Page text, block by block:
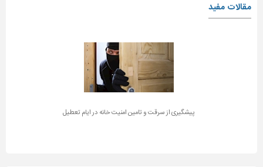
مقالات مفید
پیشگیری از سرقت و تامین امنیت خانه در ایام تعطیل